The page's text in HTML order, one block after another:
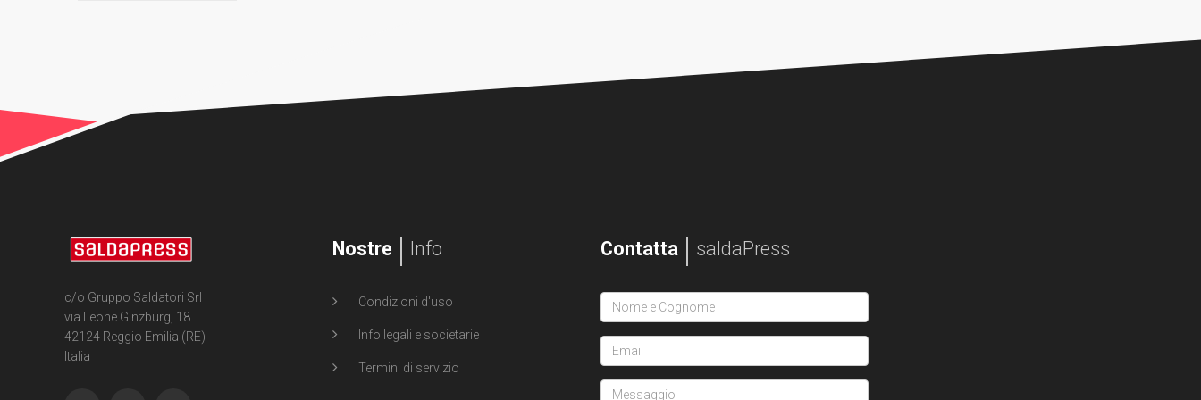
c/o Gruppo Saldatori Srl
via Leone Ginzburg, 18
42124 Reggio Emilia (RE)
Italia
Nostre Info
Condizioni d'uso
Info legali e societarie
Termini di servizio
Contatta saldaPress